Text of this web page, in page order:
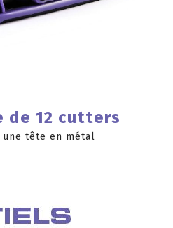
de 12 cutters
une tête en métal